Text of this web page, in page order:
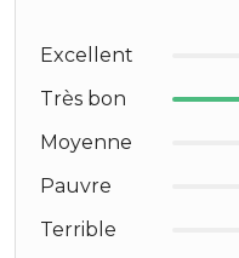
Excellent
Très bon
Moyenne
Pauvre
Terrible